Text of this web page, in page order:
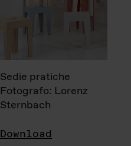
Sedie pratiche
Fotografo: Lorenz
Sternbach
Download